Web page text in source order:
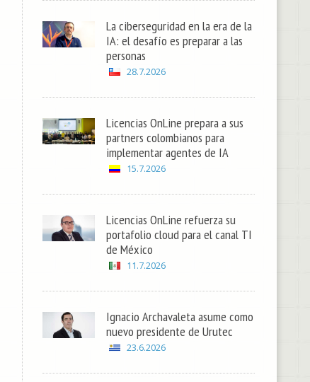
La ciberseguridad en la era de la
IA: el desafío es preparar a las
personas
28.7.2026
Licencias OnLine prepara a sus
partners colombianos para
implementar agentes de IA
15.7.2026
Licencias OnLine refuerza su
portafolio cloud para el canal TI
de México
11.7.2026
Ignacio Archavaleta asume como
nuevo presidente de Urutec
23.6.2026